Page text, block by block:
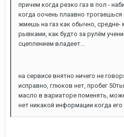
причем когда резко газ в пол -
когда оочень плаавно трогаешься
жмешь на газ как обычно, средне-
рывками, как будто за рулём
сцеплением владеет...
на сервисе внятно ничего не
исправно, глюков нет, пробег
масло в вариаторе поменять,
нет никакой информации когда